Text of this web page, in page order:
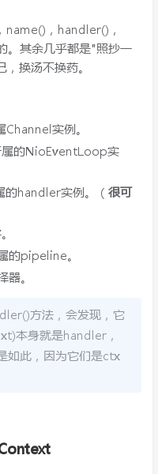
，handler()，
其余几乎都是"照抄一
换汤不换药。
实例。
的NioEventLoop实
的handler实例。（很可
的pipeline。
。
方法，会发现，它
本身就是handler，
如此，因为它们是ctx